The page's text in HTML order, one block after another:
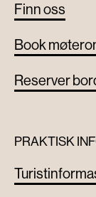
Finn oss
Book
Reserver
PRAKTISK